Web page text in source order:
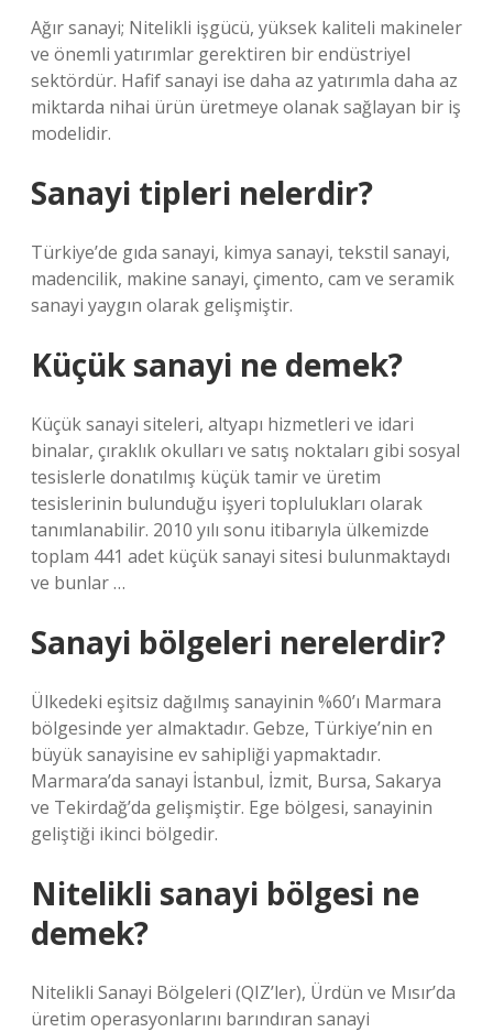
Ağır sanayi; Nitelikli işgücü, yüksek kaliteli makineler
ve önemli yatırımlar gerektiren bir endüstriyel
sektördür. Hafif sanayi ise daha az yatırımla daha az
miktarda nihai ürün üretmeye olanak sağlayan bir iş
modelidir.
Sanayi tipleri nelerdir?
Türkiye’de gıda sanayi, kimya sanayi, tekstil sanayi,
madencilik, makine sanayi, çimento, cam ve seramik
sanayi yaygın olarak gelişmiştir.
Küçük sanayi ne demek?
Küçük sanayi siteleri, altyapı hizmetleri ve idari
binalar, çıraklık okulları ve satış noktaları gibi sosyal
tesislerle donatılmış küçük tamir ve üretim
tesislerinin bulunduğu işyeri toplulukları olarak
tanımlanabilir. 2010 yılı sonu itibarıyla ülkemizde
toplam 441 adet küçük sanayi sitesi bulunmaktaydı
ve bunlar …
Sanayi bölgeleri nerelerdir?
Ülkedeki eşitsiz dağılmış sanayinin %60’ı Marmara
bölgesinde yer almaktadır. Gebze, Türkiye’nin en
büyük sanayisine ev sahipliği yapmaktadır.
Marmara’da sanayi İstanbul, İzmit, Bursa, Sakarya
ve Tekirdağ’da gelişmiştir. Ege bölgesi, sanayinin
geliştiği ikinci bölgedir.
Nitelikli sanayi bölgesi ne
demek?
Nitelikli Sanayi Bölgeleri (QIZ’ler), Ürdün ve Mısır’da
üretim operasyonlarını barındıran sanayi